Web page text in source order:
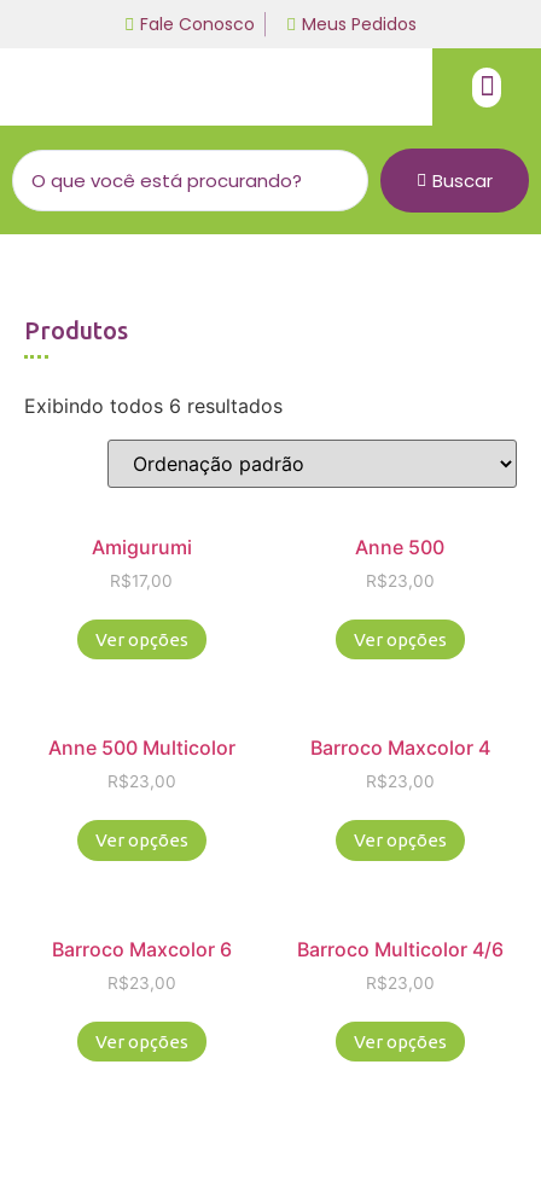
Fale Conosco Meus Pedidos
Buscar
Produtos
Exibindo todos 6 resultados
Amigurumi
R$17,00
Ver opções
Anne 500
R$23,00
Ver opções
Anne 500 Multicolor
R$23,00
Ver opções
Barroco Maxcolor 4
R$23,00
Ver opções
Barroco Maxcolor 6
R$23,00
Ver opções
Barroco Multicolor 4/6
R$23,00
Ver opções